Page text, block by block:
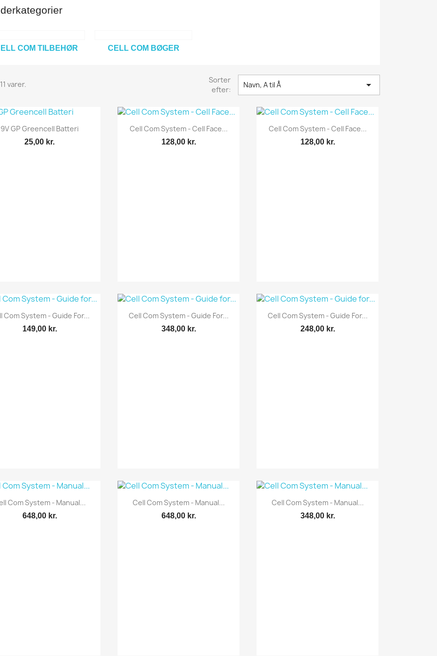
COM TILBEHØR CELL COM BØGER
varer.
Sorter
efter:
Navn, A til Å 
Vis her
9V GP Greencell Batteri
25,00 kr.
Vis her
Cell Com System - Cell Face...
128,00 kr.
Vis her
Cell Com System - Cell Face...
128,00 kr.
Vis her
Com System - Guide For...
149,00 kr.
Vis her
Cell Com System - Guide For...
348,00 kr.
Vis her
Cell Com System - Guide For...
248,00 kr.
Vis her
Com System - Manual...
648,00 kr.
Vis her
Cell Com System - Manual...
648,00 kr.
Vis her
Cell Com System - Manual...
348,00 kr.